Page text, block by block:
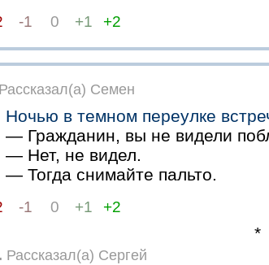
-1 0 +1 +2
Рассказал(а) Семен
Ночью в темном переулке
— Гражданин, вы не видели
— Нет, не видел.
— Тогда снимайте пальто.
-1 0 +1 +2
*
Рассказал(а) Сергей